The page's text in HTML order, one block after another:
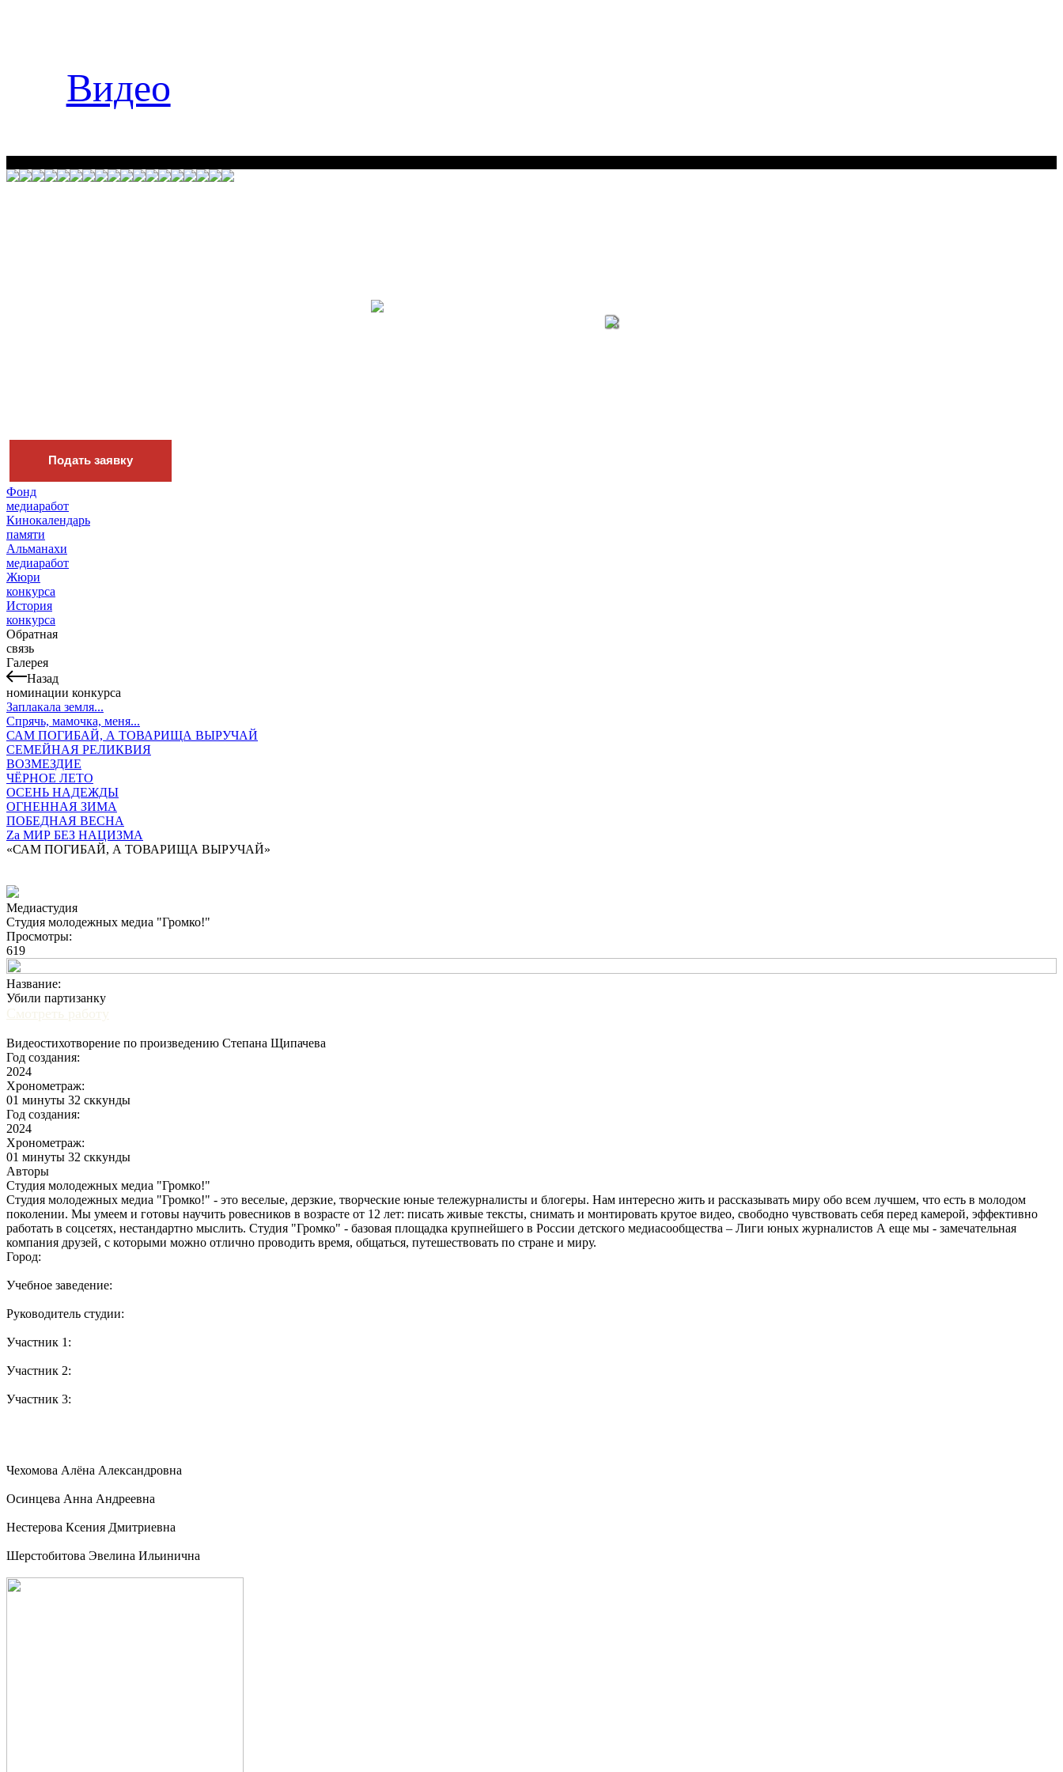
Видео
Подать заявку
Фонд
медиаработ
Кинокалендарь
памяти
Альманахи
медиаработ
Жюри
конкурса
История
конкурса
Обратная
связь
Галерея
Назад
номинации конкурса
Заплакала земля...
Спрячь, мамочка, меня...
САМ ПОГИБАЙ, А ТОВАРИЩА ВЫРУЧАЙ
СЕМЕЙНАЯ РЕЛИКВИЯ
ВОЗМЕЗДИЕ
ЧЁРНОЕ ЛЕТО
ОСЕНЬ НАДЕЖДЫ
ОГНЕННАЯ ЗИМА
ПОБЕДНАЯ ВЕСНА
Zа МИР БЕЗ НАЦИЗМА
«САМ ПОГИБАЙ, А ТОВАРИЩА ВЫРУЧАЙ»
Медиастудия
Студия молодежных медиа "Громко!"
Просмотры:
619
Название:
Убили партизанку
Смотреть работу
Видеостихотворение по произведению Степана Щипачева
Год создания:
2024
Хронометраж:
01 минуты 32 сккунды
Год создания:
2024
Хронометраж:
01 минуты 32 сккунды
Авторы
Студия молодежных медиа "Громко!"
Студия молодежных медиа "Громко!" - это веселые, дерзкие, творческие юные тележурналисты и блогеры. Нам интересно жить и рассказывать миру обо всем лучшем, что есть в молодом
поколении. Мы умеем и готовы научить ровесников в возрасте от 12 лет: писать живые тексты, снимать и монтировать крутое видео, свободно чувствовать себя перед камерой, эффективно
работать в соцсетях, нестандартно мыслить. Студия "Громко" - базовая площадка крупнейшего в России детского медиасообщества – Лиги юных журналистов А еще мы - замечательная
компания друзей, с которыми можно отлично проводить время, общаться, путешествовать по стране и миру.
Город:
Учебное заведение:
Руководитель студии:
Участник 1:
Участник 2:
Участник 3:
Чехомова Алёна Александровна
Осинцева Анна Андреевна
Нестерова Ксения Дмитриевна
Шерстобитова Эвелина Ильинична